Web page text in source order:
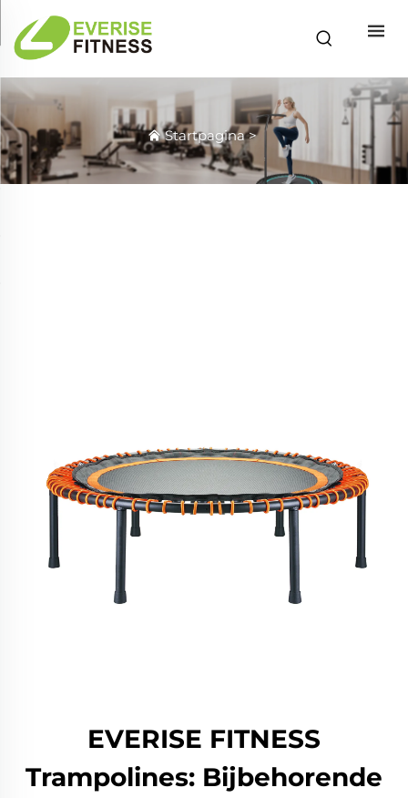
Startpagina>
EVERISE FITNESS
Trampolines: Bijbehorende